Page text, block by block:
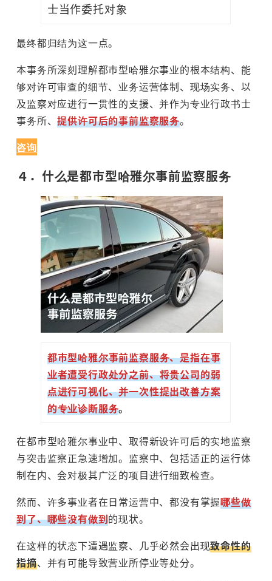
士当作委托对象
最终都归结为这一点。
本事务所深刻理解都市型哈雅尔事业的根本结构、能
够对许可审查的细节、业务运营体制、现场实务、以
及监察对应进行一贯性的支援、并作为专业行政书士
事务所、提供许可后的事前监察服务。
咨询
４．什么是都市型哈雅尔事前监察服务
都市型哈雅尔事前监察服务、是指在事
业者遭受行政处分之前、将贵公司的弱
点进行可视化、并一次性提出改善方案
的专业诊断服务。
在都市型哈雅尔事业中、取得新设许可后的实地监察
与突击监察正急速增加。监察中、包括适正的运行体
制在内、会对极其广泛的项目进行细致检查。
然而、许多事业者在日常运营中、都没有掌握哪些做
到了、哪些没有做到的现状。
在这样的状态下遭遇监察、几乎必然会出现致命性的
指摘、并有可能导致营业所停业等处分。